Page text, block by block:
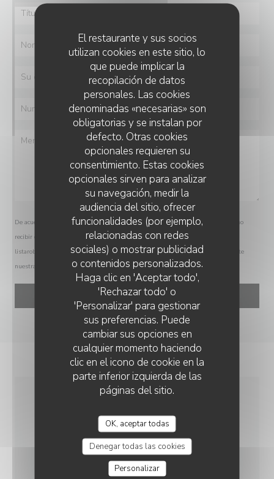
El restaurante y sus socios
utilizan cookies en este sitio, lo
que puede implicar la
recopilación de datos
personales. Las cookies
denominadas «necesarias» son
obligatorias y se instalan por
defecto. Otras cookies
opcionales requieren su
consentimiento. Estas cookies
opcionales sirven para analizar
su navegación, medir la
audiencia del sitio, ofrecer
funcionalidades (por ejemplo,
relacionadas con redes
sociales) o mostrar publicidad
o contenidos personalizados.
Haga clic en 'Aceptar todo',
'Rechazar todo' o
'Personalizar' para gestionar
sus preferencias. Puede
cambiar sus opciones en
cualquier momento haciendo
clic en el icono de cookie en la
parte inferior izquierda de las
páginas del sitio.
OK, aceptar todas
Denegar todas las cookies
Personalizar
De acuerdo con la normativa de protección de datos, puede ejercer su derecho a no
recibir comunicaciones comerciales inscribiéndose en la Lista Robinson:
listarobinson.es
. Para más información sobre el tratamiento de sus datos, consulte
nuestra
política de privacidad .
INFORMACIÓN
GENERAL
COCINA
LA FABRIK A FROMAGE